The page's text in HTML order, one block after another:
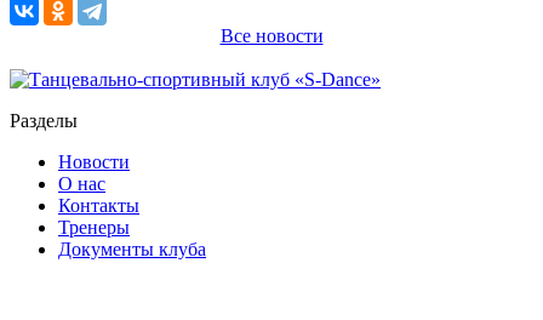
Все новости
Разделы
Новости
О нас
Контакты
Тренеры
Документы клуба